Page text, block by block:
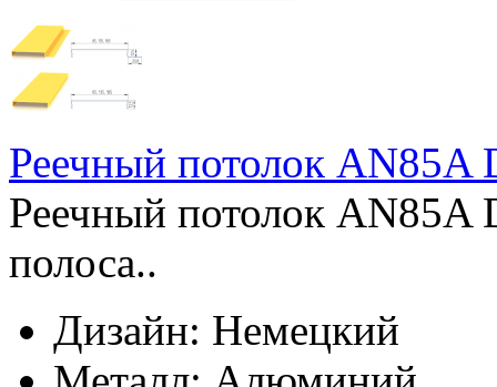
Реечный потолок AN85A
Реечный потолок AN85A
полоса..
Дизайн: Немецкий